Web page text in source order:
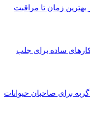
زمان تا مراقبت‌
ساده برای جلب
برای صاحبان حیوانات